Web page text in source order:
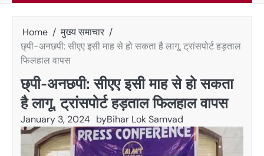
Home
मुख्य समाचार
छ्पी-अनछपी: सीएए इसी माह से हो सकता है लागू, ट्रांसपोर्ट हड़ताल
फिलहाल वापस
छ्पी-अनछपी: सीएए इसी माह से हो सकता
है लागू, ट्रांसपोर्ट हड़ताल फिलहाल वापस
January 3, 2024 byBihar Lok Samvad